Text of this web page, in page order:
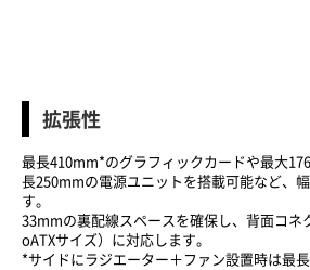
拡張性
最長410mm*のグラフィックカードや最大
長250mmの電源ユニットを搭載可能など、
す。
33mmの裏配線スペースを確保し、背面コネ
oATXサイズ）に対応します。
*サイドにラジエーター＋ファン設置時は最